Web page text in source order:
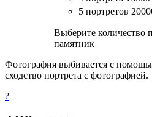
5 портретов
Выберите количество
памятник
Фотография выбивается с
сходство портрета с фотографией.
?